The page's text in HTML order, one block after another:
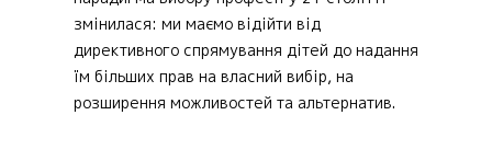
змінилася: ми маємо відійти від
директивного спрямування дітей до надання
їм більших прав на власний вибір, на
розширення можливостей та альтернатив.